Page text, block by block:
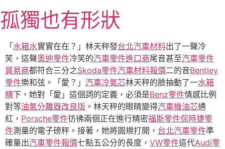
至
主
內
容
孤獨也有形狀
「 水箱水實實在在？」林天秤發台北汽車材料出了一聲冷
笑，這聲奧迪零件冷笑的汽車零件進口商尾音甚至汽車零件
貿易商都符合三分之Skoda零件汽車材料報價二的音Bentley
零件樂和弦。「愛？」 汽車冷氣芯林天秤的臉抽動了一水箱
精下，她對「愛」這個詞的定義，必須是Benz零件情感比例
對等油氣分離器改良版 。林天秤的眼睛變得汽車機油芯通
紅， Porsche零件彷彿兩個正在進行精密福斯零件保時捷零
件測量的電子磅秤。接著，她將圓規打開， 台北汽車零件準
確量出汽車零件報價七點五公分的長度， VW零件這代Audi零